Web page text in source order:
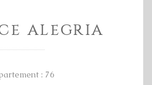
ALEGRIA
: 76